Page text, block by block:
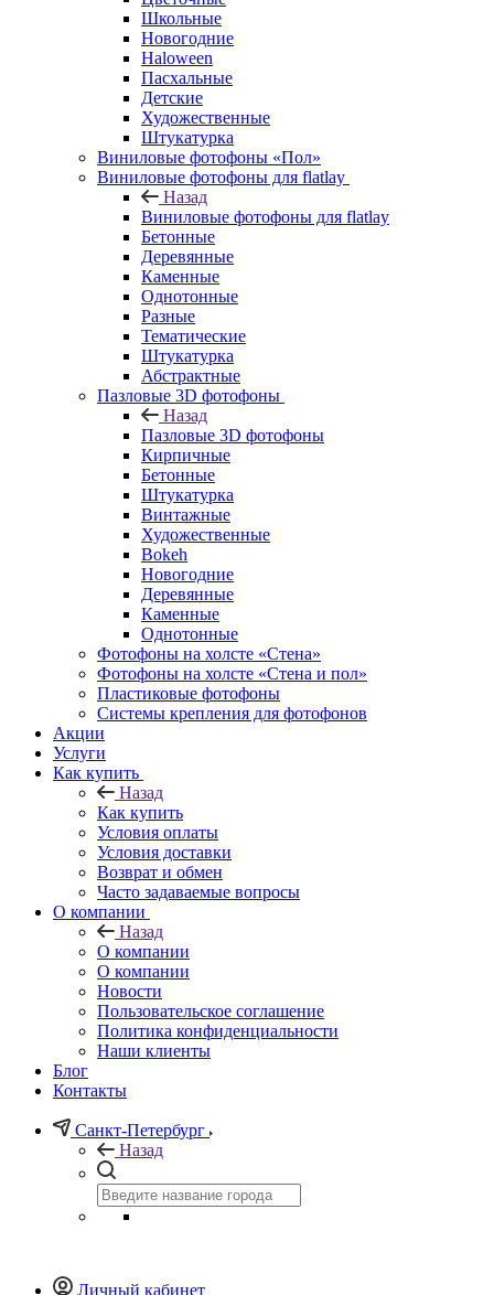
Школьные
Новогодние
Haloween
Пасхальные
Детские
Художественные
Штукатурка
Виниловые фотофоны «Пол»
Виниловые фотофоны для flatlay
Назад
Виниловые фотофоны для flatlay
Бетонные
Деревянные
Каменные
Однотонные
Разные
Тематические
Штукатурка
Абстрактные
Пазловые 3D фотофоны
Назад
Пазловые 3D фотофоны
Кирпичные
Бетонные
Штукатурка
Винтажные
Художественные
Bokeh
Новогодние
Деревянные
Каменные
Однотонные
Фотофоны на холсте «Стена»
Фотофоны на холсте «Стена и пол»
Пластиковые фотофоны
Системы крепления для фотофонов
Акции
Услуги
Как купить
Назад
Как купить
Условия оплаты
Условия доставки
Возврат и обмен
Часто задаваемые вопросы
О компании
Назад
О компании
О компании
Новости
Пользовательское соглашение
Политика конфиденциальности
Наши клиенты
Блог
Контакты
Санкт-Петербург
Назад
Личный кабинет